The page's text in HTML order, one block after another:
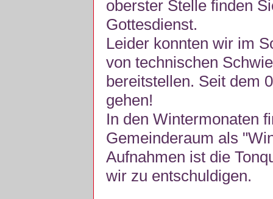
oberster Stelle finden
Gottesdienst.
Leider konnten wir im
von technischen
bereitstellen. Seit dem
gehen!
In den Wintermonaten
Gemeinderaum als
Aufnahmen ist die
wir zu entschuldigen.